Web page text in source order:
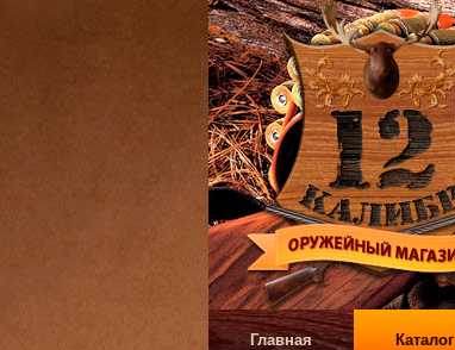
Главная Каталог